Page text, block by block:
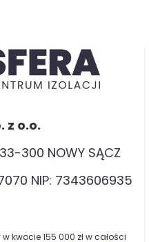
z o.o.
300 NOWY SĄCZ
NIP: 7343606935
kwocie 155 000 zł w całości